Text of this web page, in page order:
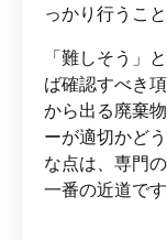
っかり行うこ
「難しそう」
ば確認すべき
から出る廃棄
ーが適切かど
な点は、専門
一番の近道です